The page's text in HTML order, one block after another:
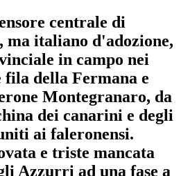
centrale di
ma italiano d'adozione,
in campo nei
della Fermana e
Montegranaro, da
dei canarini e degli
ai faleronensi.
e triste mancata
Azzurri ad una fase a